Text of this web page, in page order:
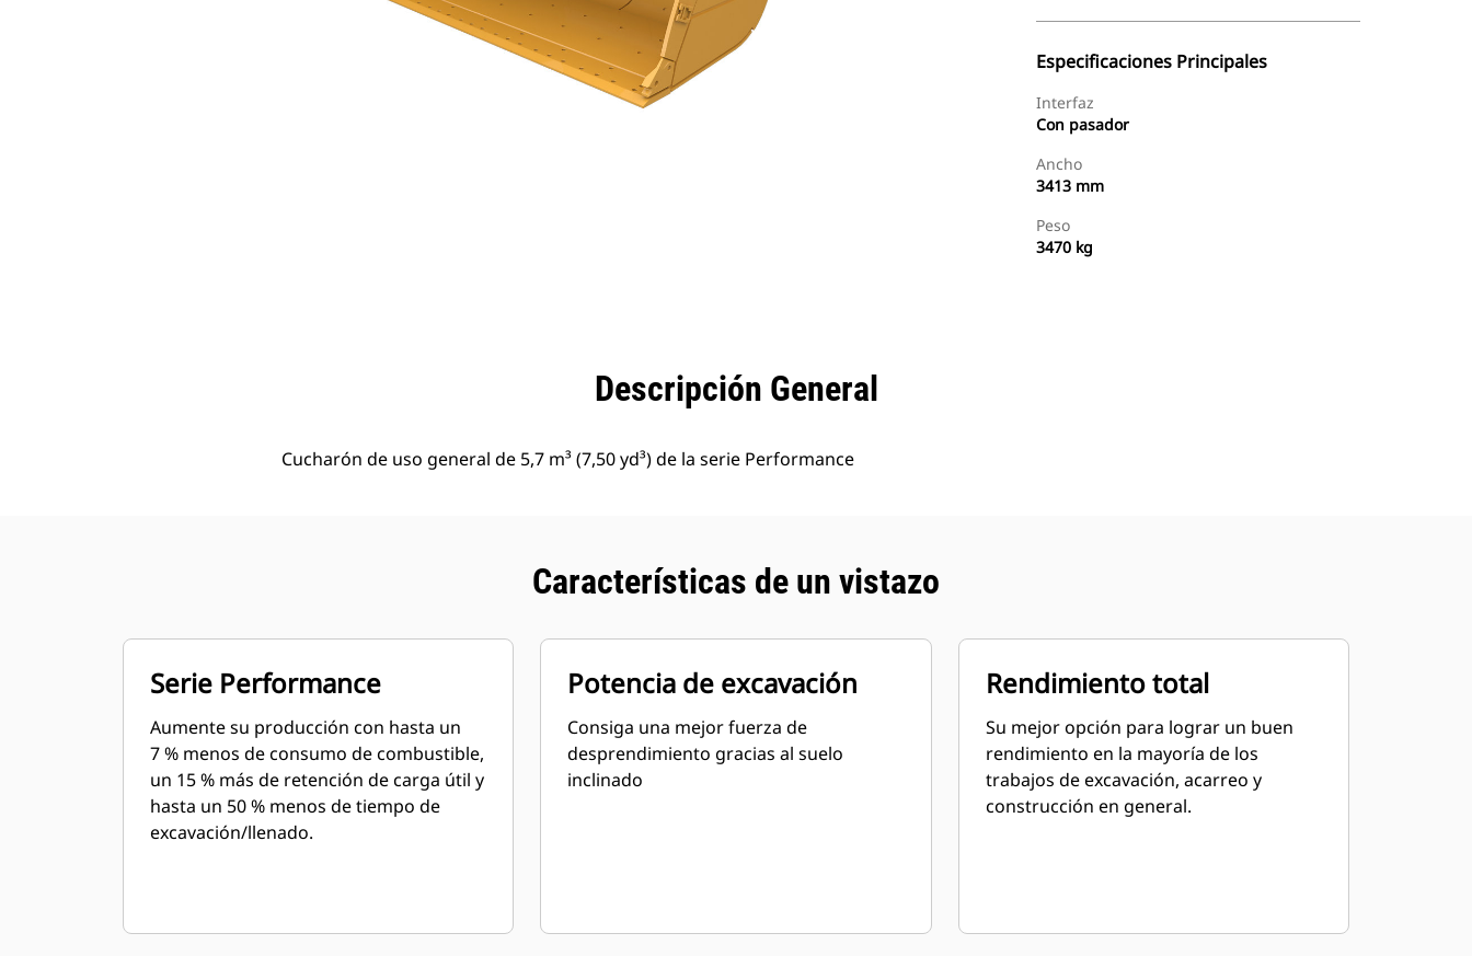
Especificaciones Principales
Interfaz
Con pasador
Ancho
3413 mm
Peso
3470 kg
Descripción General
Cucharón de uso general de 5,7 m³ (7,50 yd³) de la serie Performance
Características de un vistazo
Serie Performance
Aumente su producción con hasta un
7 % menos de consumo de combustible,
un 15 % más de retención de carga útil y
hasta un 50 % menos de tiempo de
excavación/llenado.
Potencia de excavación
Consiga una mejor fuerza de
desprendimiento gracias al suelo
inclinado
Rendimiento total
Su mejor opción para lograr un buen
rendimiento en la mayoría de los
trabajos de excavación, acarreo y
construcción en general.